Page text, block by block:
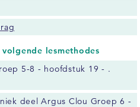
lesmethodes
5-8 - hoofdstuk 19 - .
deel Argus Clou Groep 6 -